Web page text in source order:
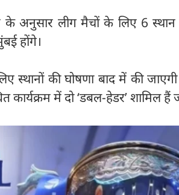
के अनुसार लीग मैचों के लिए 6
होंगे।
स्थानों की घोषणा बाद में की
में दो ‘डबल-हेडर’ शामिल हैं